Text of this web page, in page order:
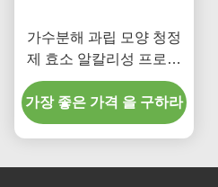
가수분해 과립 모양 청정
제 효소 알칼리성 프로테
아제 CAS 9014-01-1
가장 좋은 가격 을 구하라